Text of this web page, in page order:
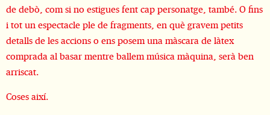
de debò, com si no estigues fent cap personatge, també. O fins
i tot un espectacle ple de fragments, en què gravem petits
detalls de les accions o ens posem una màscara de làtex
comprada al basar mentre ballem música màquina, serà ben
arriscat.
Coses així.